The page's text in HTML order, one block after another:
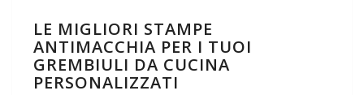
LE MIGLIORI STAMPE
ANTIMACCHIA PER I TUOI
GREMBIULI DA CUCINA
PERSONALIZZATI